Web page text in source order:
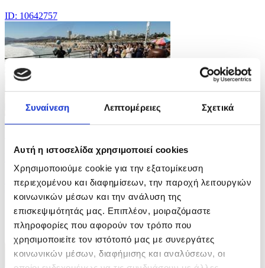
Συναίνεση Λεπτομέρειες Σχετικά
Αυτή η ιστοσελίδα χρησιμοποιεί cookies
Χρησιμοποιούμε cookie για την εξατομίκευση
περιεχομένου και διαφημίσεων, την παροχή λειτουργιών
κοινωνικών μέσων και την ανάλυση της
επισκεψιμότητάς μας. Επιπλέον, μοιραζόμαστε
πληροφορίες που αφορούν τον τρόπο που
χρησιμοποιείτε τον ιστότοπό μας με συνεργάτες
κοινωνικών μέσων, διαφήμισης και αναλύσεων, οι
ID: 10642757
13 Φωτογραφίες
Καύσωνας στο Λος Άντζελες
ID: 10642740